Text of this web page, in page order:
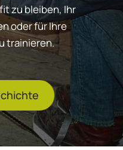
zu bleiben, Ihr
oder für Ihre
trainieren.